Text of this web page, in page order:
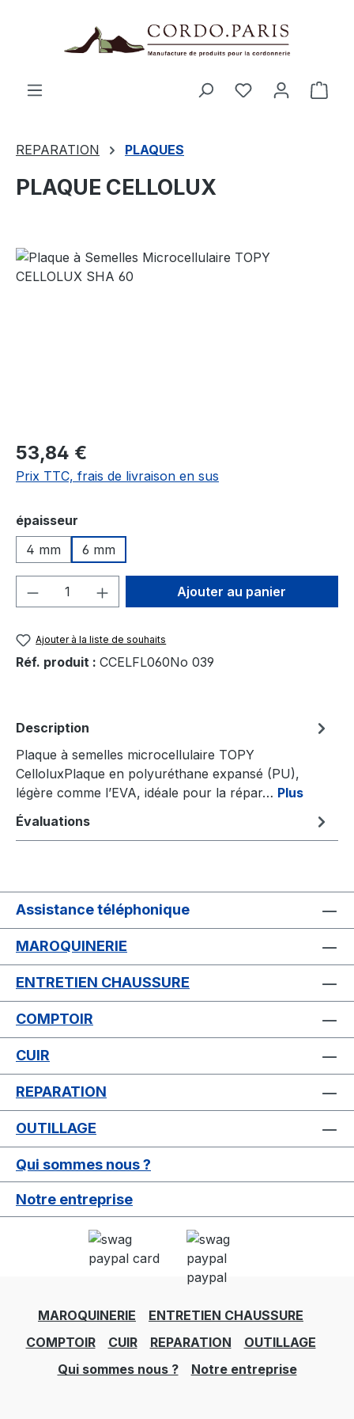
Le
REPARATION PLAQUES
PLAQUE CELLOLUX
Ignorer la galerie d'images
53,84 €
Prix TTC, frais de livraison en sus
Sélectionnez
épaisseur
4 mm
6 mm
Quantité de produit : Entrez la
Ajouter au panier
Ajouter à la liste de souhaits
Réf. produit : CCELFL060No 039
Description
Plaque à semelles microcellulaire TOPY
CelloluxPlaque en polyuréthane expansé (PU),
légère comme l’EVA, idéale pour la répar… Plus
Évaluations
Assistance téléphonique
MAROQUINERIE
ENTRETIEN CHAUSSURE
COMPTOIR
CUIR
REPARATION
OUTILLAGE
Qui sommes nous ?
Notre entreprise
MAROQUINERIE
ENTRETIEN CHAUSSURE
COMPTOIR
CUIR REPARATION
OUTILLAGE
Qui sommes nous ?
Notre entreprise